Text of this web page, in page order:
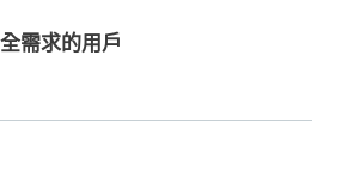
需求的用戶